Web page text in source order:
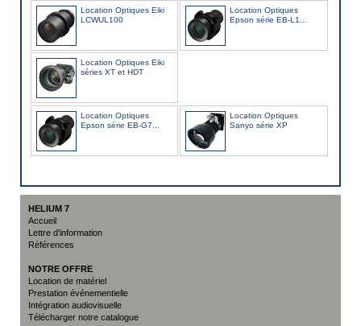
Location Optiques Eiki
LCWUL100
Location Optiques
Epson série EB-L1...
Location Optiques Eiki
séries XT et HDT
Location Optiques
Epson série EB-G7...
Location Optiques
Sanyo série XP
HELIUM 7
Accueil
Lettre d'information
Références
NOTRE OFFRE
Location de matériel
Prestation événementielle
Intégration audiovisuelle
Télécharger notre catalogue